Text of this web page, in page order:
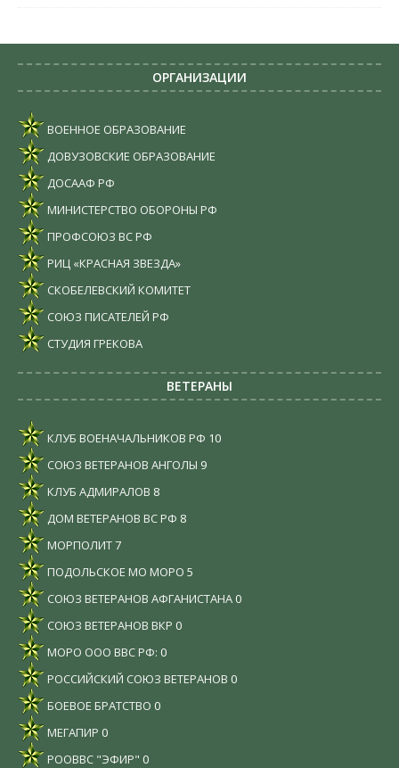
ОРГАНИЗАЦИИ
ВОЕННОЕ ОБРАЗОВАНИЕ
ДОВУЗОВСКИЕ ОБРАЗОВАНИЕ
ДОСААФ РФ
МИНИСТЕРСТВО ОБОРОНЫ РФ
ПРОФСОЮЗ ВС РФ
РИЦ «КРАСНАЯ ЗВЕЗДА»
СКОБЕЛЕВСКИЙ КОМИТЕТ
СОЮЗ ПИСАТЕЛЕЙ РФ
СТУДИЯ ГРЕКОВА
ВЕТЕРАНЫ
КЛУБ ВОЕНАЧАЛЬНИКОВ РФ 10
СОЮЗ ВЕТЕРАНОВ АНГОЛЫ 9
КЛУБ АДМИРАЛОВ 8
ДОМ ВЕТЕРАНОВ ВС РФ 8
МОРПОЛИТ7
ПОДОЛЬСКОЕ МО МОРО 5
СОЮЗ ВЕТЕРАНОВ АФГАНИСТАНА 0
СОЮЗ ВЕТЕРАНОВ ВКР 0
МОРО ООО ВВС РФ: 0
РОССИЙСКИЙ СОЮЗ ВЕТЕРАНОВ 0
БОЕВОЕ БРАТСТВО 0
МЕГАПИР 0
РООВВС "ЭФИР" 0